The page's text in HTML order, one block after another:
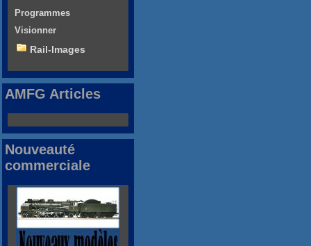
Programmes
Visionner
Rail-Images
AMFG Articles
Nouveauté
commerciale